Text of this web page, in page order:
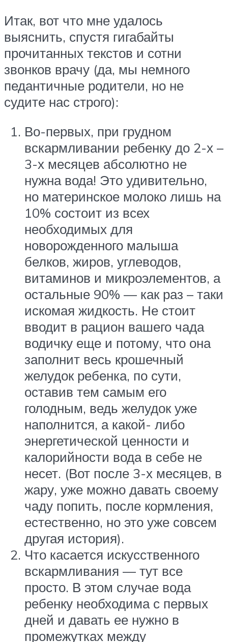
Итак, вот что мне удалось
выяснить, спустя гигабайты
прочитанных текстов и сотни
звонков врачу (да, мы немного
педантичные родители, но не
судите нас строго):
Во-первых, при грудном
вскармливании ребенку до 2-х –
3-х месяцев абсолютно не
нужна вода! Это удивительно,
но материнское молоко лишь на
10% состоит из всех
необходимых для
новорожденного малыша
белков, жиров, углеводов,
витаминов и микроэлементов, а
остальные 90% — как раз – таки
искомая жидкость. Не стоит
вводит в рацион вашего чада
водичку еще и потому, что она
заполнит весь крошечный
желудок ребенка, по сути,
оставив тем самым его
голодным, ведь желудок уже
наполнится, а какой- либо
энергетической ценности и
калорийности вода в себе не
несет. (Вот после 3-х месяцев, в
жару, уже можно давать своему
чаду попить, после кормления,
естественно, но это уже совсем
другая история).
Что касается искусственного
вскармливания — тут все
просто. В этом случае вода
ребенку необходима с первых
дней и давать ее нужно в
промежутках между